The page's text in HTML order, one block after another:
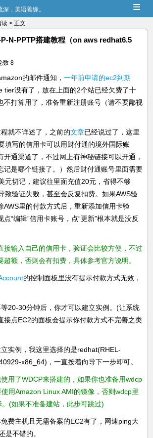
深，美语善缘。 ≡
读 > 正文
N-PPTP搭建教程（on aws redhat6.5
数 8
的邮件通知， 一年前申请的ec2到期
tier没有了，放在上面的2个站已经欠费了十
不打算用了，准备重新注册账号（请不要鄙视
就不详述了，之前的文章已经说过了，这里
填写的信用卡可以用财付通的境外国际账
开通渠道了，不过网上有神秘链接可以开通，
记是哪个链接了。）然后财付通账号里面需要
元切记，建议往里面充值20元，省得不够
致验证失败，甚至会反复扣费。如果AWS验
AWS里的付款方式后，重新添加信用卡验
“编辑”信用卡账号，点“更新”根本就是没反
接输入自己的信用卡，验证会比较方便，不过
超额，否则会有扣费，具体参考官方说明 。
的控制面板里没有提示付款方式无效，
20-30分钟后，你才可以建立实例。(让系统
接点EC2的面板会提示你付款方式不完善之类
实例，我这里选择的是redhat(RHEL-
x86_64)，一直按着向导下一步即可。
用了WDCP来搭建的，如果你也准备用wdcp
用Amazon Linux AMI的镜像，否则wdcp里
(如果不准备建站，此步可跳过)
费主机且无需备案的EC2有了，网速ping大
是不错的。